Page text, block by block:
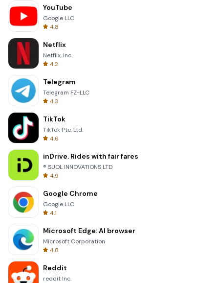
YouTube
Google LLC
4.8
Netflix
Netflix, Inc.
4.2
Telegram
Telegram FZ-LLC
4.3
TikTok
TikTok Pte. Ltd.
4.6
inDrive. Rides with fair fares
® SUOL INNOVATIONS LTD
4.9
Google Chrome
Google LLC
4.1
Microsoft Edge: AI browser
Microsoft Corporation
4.8
Reddit
reddit Inc.